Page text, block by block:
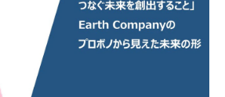
導入事例
採用情報
セミナー＆コラム